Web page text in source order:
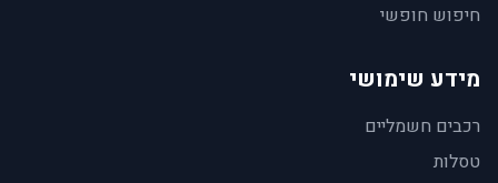
חיפוש חופשי
מידע שימושי
רכבים חשמליים
טסלות